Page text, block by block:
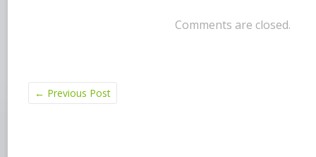
Comments are closed.
← Previous Post